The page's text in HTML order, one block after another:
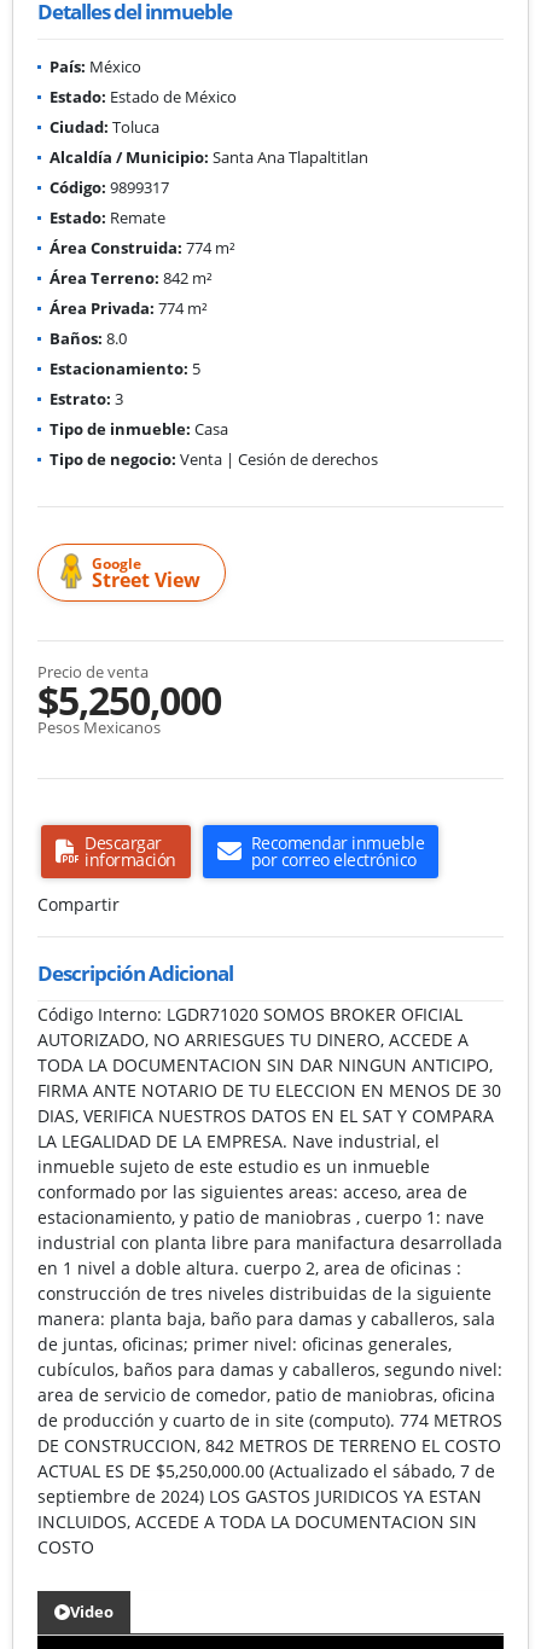
Detalles del inmueble
País: México
Estado: Estado de México
Ciudad: Toluca
Alcaldía / Municipio: Santa Ana Tlapaltitlan
Código: 9899317
Estado: Remate
Área Construida: 774 m²
Área Terreno: 842 m²
Área Privada: 774 m²
Baños: 8.0
Estacionamiento: 5
Estrato: 3
Tipo de inmueble: Casa
Tipo de negocio: Venta | Cesión de derechos
Google
Street View
Precio de venta
$5,250,000
Pesos Mexicanos
Descargar
información
Recomendar inmueble
por correo electrónico
Compartir
Descripción Adicional
Código Interno: LGDR71020 SOMOS BROKER OFICIAL
AUTORIZADO, NO ARRIESGUES TU DINERO, ACCEDE A
TODA LA DOCUMENTACION SIN DAR NINGUN ANTICIPO,
FIRMA ANTE NOTARIO DE TU ELECCION EN MENOS DE 30
DIAS, VERIFICA NUESTROS DATOS EN EL SAT Y COMPARA
LA LEGALIDAD DE LA EMPRESA. Nave industrial, el
inmueble sujeto de este estudio es un inmueble
conformado por las siguientes areas: acceso, area de
estacionamiento, y patio de maniobras , cuerpo 1: nave
industrial con planta libre para manifactura desarrollada
en 1 nivel a doble altura. cuerpo 2, area de oficinas :
construcción de tres niveles distribuidas de la siguiente
manera: planta baja, baño para damas y caballeros, sala
de juntas, oficinas; primer nivel: oficinas generales,
cubículos, baños para damas y caballeros, segundo nivel:
area de servicio de comedor, patio de maniobras, oficina
de producción y cuarto de in site (computo). 774 METROS
DE CONSTRUCCION, 842 METROS DE TERRENO EL COSTO
ACTUAL ES DE $5,250,000.00 (Actualizado el sábado, 7 de
septiembre de 2024) LOS GASTOS JURIDICOS YA ESTAN
INCLUIDOS, ACCEDE A TODA LA DOCUMENTACION SIN
COSTO
Video